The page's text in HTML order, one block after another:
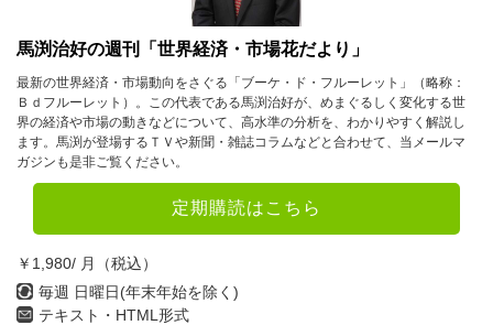
馬渕治好の週刊「世界経済・市場花だより」
最新の世界経済・市場動向をさぐる「ブーケ・ド・フルーレット」（略称：
Ｂｄフルーレット）。この代表である馬渕治好が、めまぐるしく変化する世
界の経済や市場の動きなどについて、高水準の分析を、わかりやすく解説し
ます。馬渕が登場するＴＶや新聞・雑誌コラムなどと合わせて、当メールマ
ガジンも是非ご覧ください。
定期購読はこちら
￥1,980/ 月（税込）
毎週 日曜日(年末年始を除く)
テキスト・HTML形式
5月
10月 11月 12月
2022年
2月
7月 8月